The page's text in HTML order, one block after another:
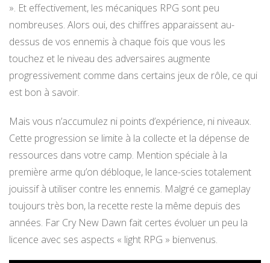
». Et effectivement, les mécaniques RPG sont peu
nombreuses. Alors oui, des chiffres apparaissent au-
dessus de vos ennemis à chaque fois que vous les
touchez et le niveau des adversaires augmente
progressivement comme dans certains jeux de rôle, ce qui
est bon à savoir.
Mais vous n’accumulez ni points d’expérience, ni niveaux.
Cette progression se limite à la collecte et la dépense de
ressources dans votre camp. Mention spéciale à la
première arme qu’on débloque, le lance-scies totalement
jouissif à utiliser contre les ennemis. Malgré ce gameplay
toujours très bon, la recette reste la même depuis des
années. Far Cry New Dawn fait certes évoluer un peu la
licence avec ses aspects « light RPG » bienvenus.